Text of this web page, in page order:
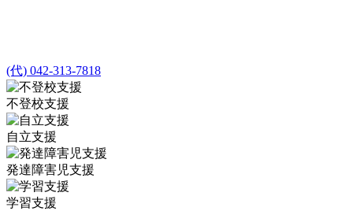
(代) 042-313-7818
不登校支援
自立支援
発達障害児支援
学習支援